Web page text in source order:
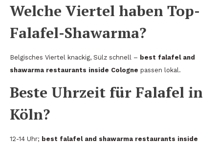
Welche Viertel haben Top-
Falafel-Shawarma?
Belgisches Viertel knackig, Sülz schnell – best falafel and
shawarma restaurants inside Cologne passen lokal.
Beste Uhrzeit für Falafel in
Köln?
12-14 Uhr; best falafel and shawarma restaurants inside